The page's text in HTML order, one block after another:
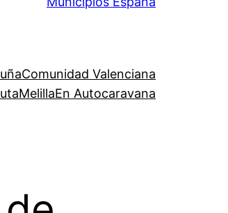
Comunidad Valenciana
MelillaEn Autocaravana